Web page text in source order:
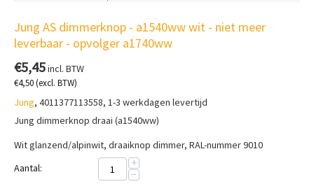
Jung AS dimmerknop - a1540ww wit - niet meer
leverbaar - opvolger a1740ww
€5,45incl. BTW
€4,50(excl. BTW)
Jung, 4011377113558, 1-3 werkdagen levertijd
Jung dimmerknop draai (a1540ww)
Wit glanzend/alpinwit, draaiknop dimmer, RAL-nummer 9010
Aantal:
+
−